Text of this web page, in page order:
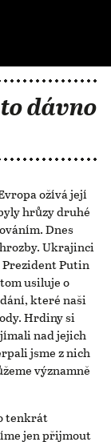
dávno
ožívá její
hrůzy druhé
Dnes
Ukrajinci
Prezident Putin
usiluje o
které naši
Hrdiny si
nad jejich
jsme z nich
významně
tenkrát
jen přijmout